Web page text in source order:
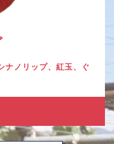
ナノリップ、紅玉、ぐ